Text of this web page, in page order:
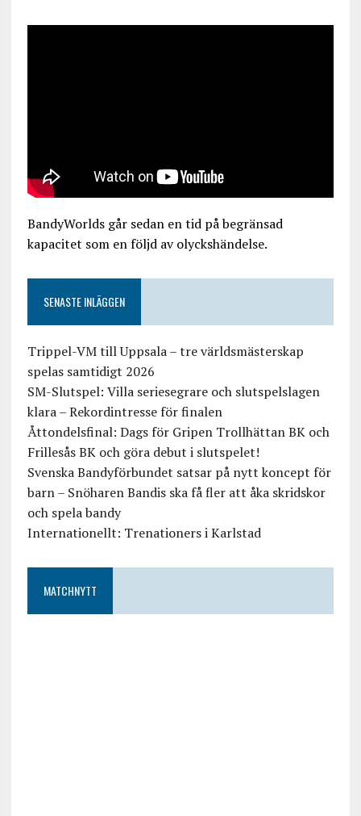
BandyWorlds går sedan en tid på begränsad
kapacitet som en följd av olyckshändelse.
SENASTE INLÄGGEN
Trippel-VM till Uppsala – tre världsmästerskap
spelas samtidigt 2026
SM-Slutspel: Villa seriesegrare och slutspelslagen
klara – Rekordintresse för finalen
Åttondelsfinal: Dags för Gripen Trollhättan BK och
Frillesås BK och göra debut i slutspelet!
Svenska Bandyförbundet satsar på nytt koncept för
barn – Snöharen Bandis ska få fler att åka skridskor
och spela bandy
Internationellt: Trenationers i Karlstad
MATCHNYTT